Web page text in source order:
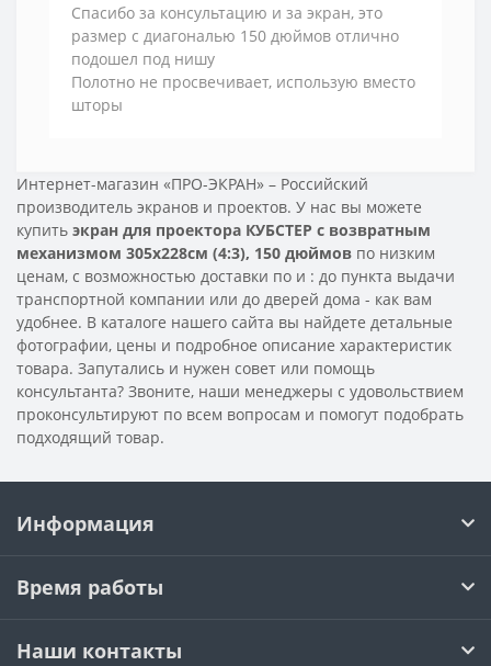
Спасибо за консультацию и за экран, это
размер с диагональю 150 дюймов отлично
подошел под нишу
Полотно не просвечивает, использую вместо
шторы
Интернет-магазин «ПРО-ЭКРАН» – Российский
производитель экранов и проектов. У нас вы можете
купить экран для проектора КУБСТЕР с возвратным
механизмом 305х228см (4:3), 150 дюймов по низким
ценам, с возможностью доставки по и : до пункта выдачи
транспортной компании или до дверей дома - как вам
удобнее. В каталоге нашего сайта вы найдете детальные
фотографии, цены и подробное описание характеристик
товара. Запутались и нужен совет или помощь
консультанта? Звоните, наши менеджеры с удовольствием
проконсультируют по всем вопросам и помогут подобрать
подходящий товар.
Информация
Время работы
Наши контакты